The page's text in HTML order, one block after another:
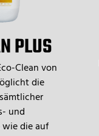
PLUS
Clean von
die
und
die auf